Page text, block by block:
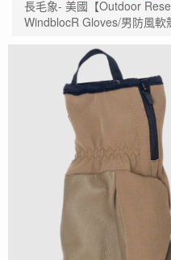
長毛象- 美國【Outdoor
WindblocR Gloves/男防風軟